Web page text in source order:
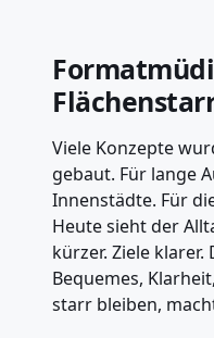
Viele Konzepte
gebaut. Für lange
Innenstädte. Für
Heute sieht der
kürzer. Ziele
Bequemes,
starr bleiben,